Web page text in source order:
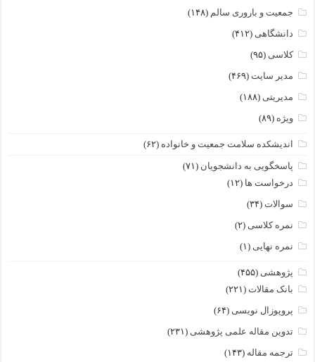
جمعیت و باروری سالم (۱۴۸)
دانشگاهی (۴۱۲)
کلاسی (۹۵)
مدیر سایت (۴۶۹)
مدیریتی (۱۸۸)
ویژه (۸۹)
اندیشکده سلامت جمعیت و خانواده (۶۲)
پاسخگویی به دانشجویان (۷۱)
درخواست ها (۱۲)
سوالات (۳۴)
نمره کلاسی (۲)
نمره نهایی (۱)
پژوهشی (۴۵۵)
بانک مقالات (۲۲۱)
پروپوزال نویسی (۶۴)
تدوین مقاله علمی پژوهشی (۲۳۱)
ترجمه مقاله (۱۴۳)